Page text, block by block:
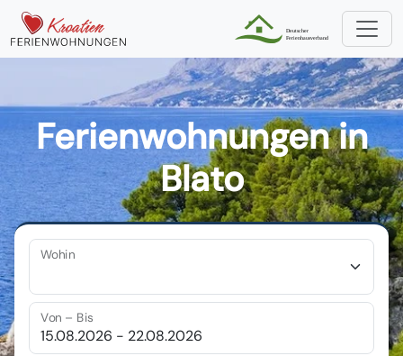
Ferienwohnungen in
Blato
Wohin
Von – Bis